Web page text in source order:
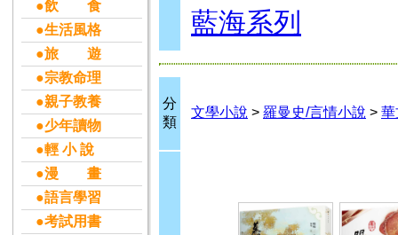
●飲 食
●生活風格
●旅 遊
●宗教命理
●親子教養
●少年讀物
●輕 小 說
●漫 畫
●語言學習
●考試用書
藍海系列
分
類
文學小說 > 羅曼史/言情小說 > 華